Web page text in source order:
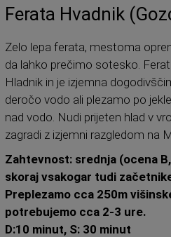
Ferata Hvadnik
Zelo lepa ferata, mestoma
da lahko prečimo sotesko.
Hladnik in je izjemna
deročo vodo ali plezamo po
nad vodo. Nudi prijeten hlad v
zagradi z izjemni razgledom na
Zahtevnost: srednja (ocena
skoraj vsakogar tudi
Preplezamo cca 250m
potrebujemo cca 2-3 ure.
D:10 minut, S: 30 minut